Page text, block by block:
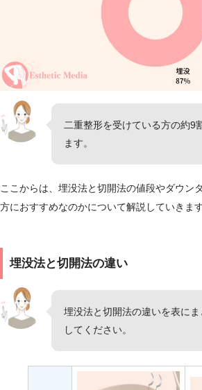
二重整形を受けている方の約9
ます。
ここからは、埋没法と切開法の値段やダウン
方におすすめなのかについて解説していきます
埋没法と切開法の違い
埋没法と切開法の違いを表に
してください。